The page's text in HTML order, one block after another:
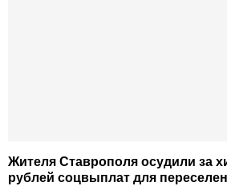
Жителя Ставрополя осудили за
рублей соцвыплат для